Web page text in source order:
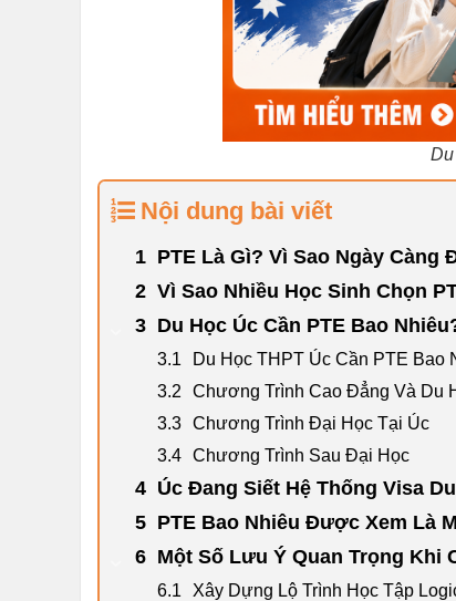
Nội dung bài viết
PTE Là Gì? Vì Sao Ngày Càng
Vì Sao Nhiều Học Sinh Chọn
Du Học Úc Cần PTE Bao
Du Học THPT Úc Cần PTE Bao
Chương Trình Cao Đẳng Và Du
Chương Trình Đại Học Tại Úc
Chương Trình Sau Đại Học
Úc Đang Siết Hệ Thống Visa
PTE Bao Nhiêu Được Xem Là
Một Số Lưu Ý Quan Trọng Khi
Xây Dựng Lộ Trình Học Tập